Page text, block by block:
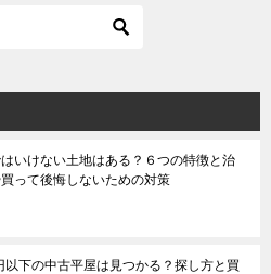
いけない土地はある？６つの特徴と治
って後悔しないための対策
下の中古平屋は見つかる？探し方と買